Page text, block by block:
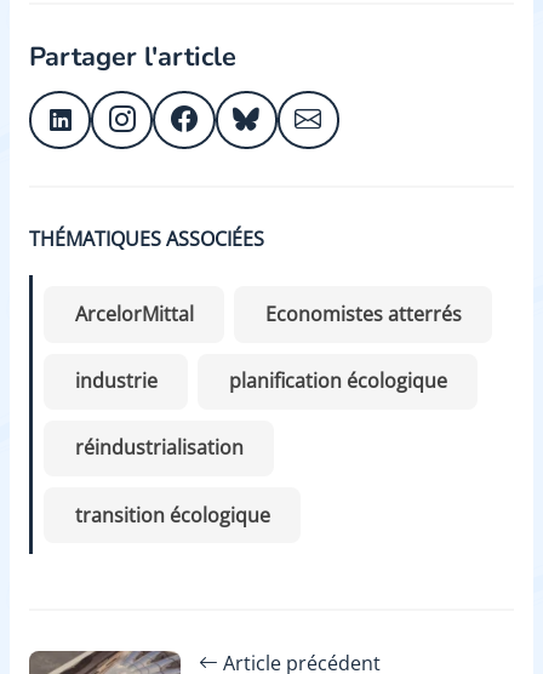
Partager l'article
THÉMATIQUES ASSOCIÉES
ArcelorMittal Economistes atterrés
industrie planification écologique
réindustrialisation
transition écologique
Article précédent